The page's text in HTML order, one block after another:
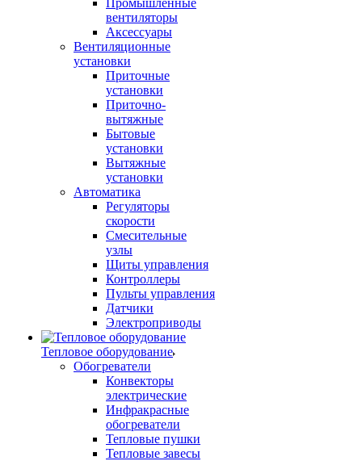
Промышленные
вентиляторы
Аксессуары
Вентиляционные
установки
Приточные
установки
Приточно-
вытяжные
Бытовые
установки
Вытяжные
установки
Автоматика
Регуляторы
скорости
Смесительные
узлы
Щиты управления
Контроллеры
Пульты управления
Датчики
Электроприводы
Тепловое оборудование
Обогреватели
Конвекторы
электрические
Инфракрасные
обогреватели
Тепловые пушки
Тепловые завесы